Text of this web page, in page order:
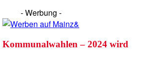
- Werbung -
– 2024 wird